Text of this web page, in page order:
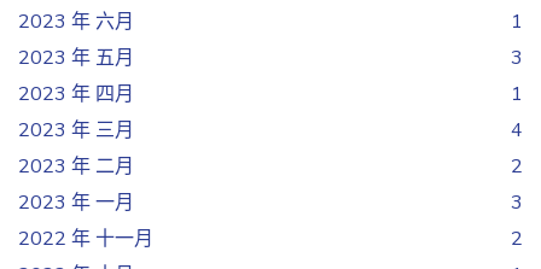
2023 年 六月
1
2023 年 五月
3
2023 年 四月
1
2023 年 三月
4
2023 年 二月
2
2023 年 一月
3
2022 年 十一月
2